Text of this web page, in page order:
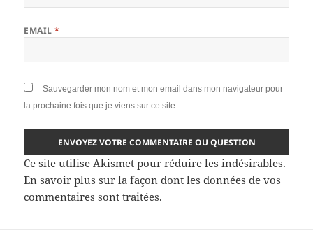
EMAIL*
Sauvegarder mon nom et mon email dans mon navigateur pour
la prochaine fois que je viens sur ce site
Ce site utilise Akismet pour réduire les indésirables.
En savoir plus sur la façon dont les données de vos
commentaires sont traitées.